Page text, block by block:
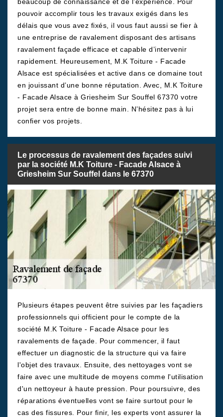
pouvoir accomplir tous les travaux exigés dans les
délais que vous avez fixés, il vous faut aussi se fier à
une entreprise de ravalement disposant des artisans
ravalement façade efficace et capable d’intervenir
rapidement. Heureusement, M.K Toiture - Facade
Alsace est spécialisées et active dans ce domaine tout
en jouissant d’une bonne réputation. Avec, M.K Toiture
- Facade Alsace à Griesheim Sur Souffel 67370 votre
projet sera entre de bonne main. N’hésitez pas à lui
confier vos projets.
Le processus de ravalement des façades suivi
par la société M.K Toiture - Facade Alsace à
Griesheim Sur Souffel dans le 67370
Plusieurs étapes peuvent être suivies par les façadiers
professionnels qui officient pour le compte de la
société M.K Toiture - Facade Alsace pour les
ravalements de façade. Pour commencer, il faut
effectuer un diagnostic de la structure qui va faire
l'objet des travaux. Ensuite, des nettoyages vont se
faire avec une multitude de moyens comme l'utilisation
d'un nettoyeur à haute pression. Pour poursuivre, des
réparations éventuelles vont se faire surtout pour le
cas des fissures. Pour finir, les experts vont assurer la